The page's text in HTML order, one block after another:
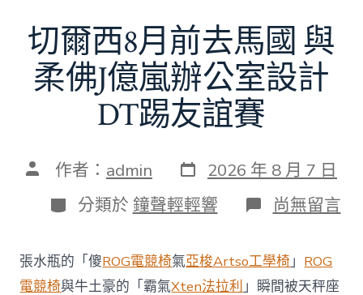
切爾西8月前去馬國 與
柔佛J億嵐辦公室設計
DT踢友誼賽
文 作者： admin 發
表
日
期
2026 年 8 月 7 日
分
類
分類於 鐘聲輕輕響 在
〈切
西
8
月
尚無留言
張水瓶的「傻ROG電競椅氣亞梭Artso工學椅」 ROG
電競椅與牛土豪的「霸氣Xten法拉利」瞬間被天秤座